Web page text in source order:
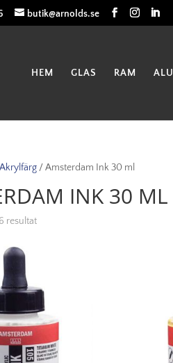
butik@arnolds.se
HEM GLAS RAM ALU
Akrylfärg / Amsterdam Ink 30 ml
INK 30 ML
resultat